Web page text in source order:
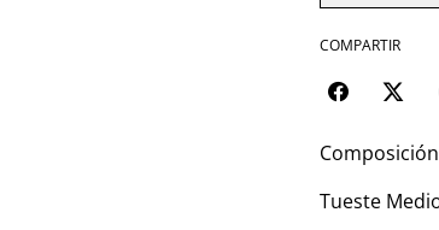
COMPARTIR
Tueste